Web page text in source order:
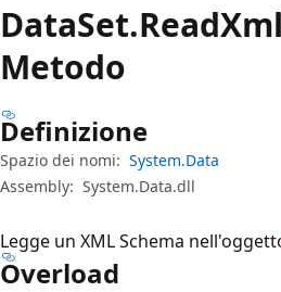
DataSet.ReadXml
Metodo
Definizione
Spazio dei nomi: System.Data
Assembly: System.Data.dll
Legge un XML Schema
Overload